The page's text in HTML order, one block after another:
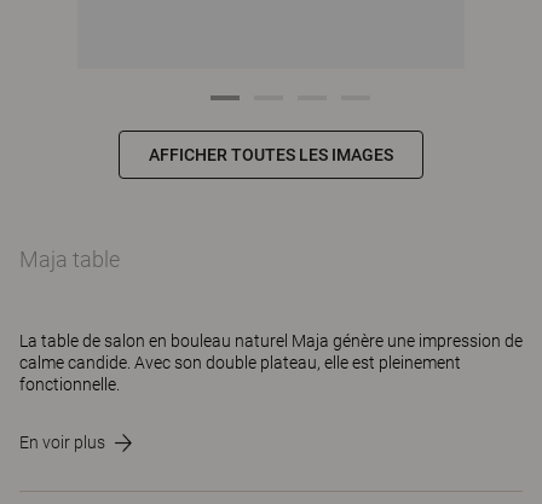
AFFICHER TOUTES LES IMAGES
Maja table
La table de salon en bouleau naturel Maja génère une impression de
calme candide. Avec son double plateau, elle est pleinement
fonctionnelle.
En voir plus